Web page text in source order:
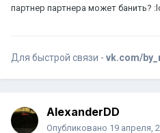
партнер партнера может банить?
Для быстрой связи - vk.com/
AlexanderDD
Опубликовано 19 апреля,